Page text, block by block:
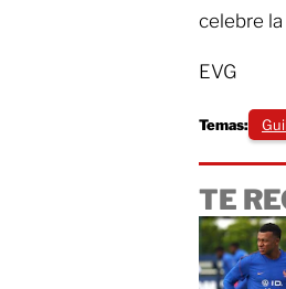
celebre
EVG
Temas:
TE